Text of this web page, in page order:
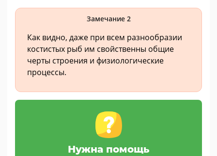
Замечание 2
Как видно, даже при всем разнообразии
костистых рыб им свойственны общие
черты строения и физиологические
процессы.
Нужна помощь